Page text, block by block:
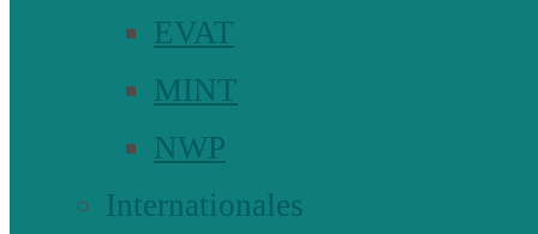
EVAT
MINT
NWP
Internationales